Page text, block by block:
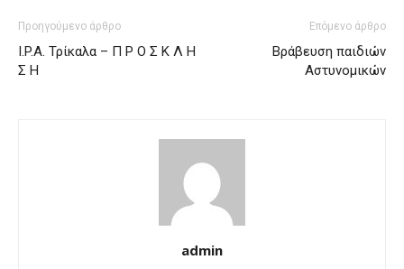
Προηγούμενο άρθρο
I.P.A. Τρίκαλα – Π Ρ Ο Σ Κ Λ Η
Σ Η
Επόμενο άρθρο
Βράβευση παιδιών
Αστυνομικών
admin